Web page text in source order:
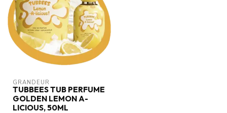
GRANDEUR
TUBBEES TUB PERFUME
GOLDEN LEMON A-
LICIOUS, 50ML